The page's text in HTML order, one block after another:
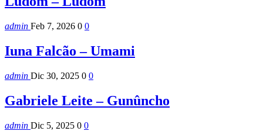
admin Feb 7, 2026 0 0
Iuna Falcão – Umami
admin Dic 30, 2025 0 0
Gabriele Leite – Gunûncho
admin Dic 5, 2025 0 0